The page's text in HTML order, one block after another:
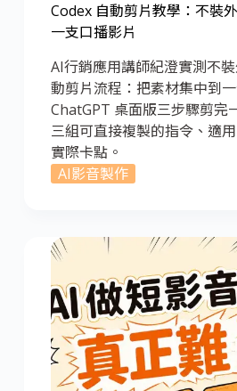
Codex 自動剪片教學：不裝
一支口播影片
AI行銷應用講師紀澄實測不
動剪片流程：把素材集中到
ChatGPT 桌面版三步驟剪完
三組可直接複製的指令、適
實際卡點。
AI影音製作